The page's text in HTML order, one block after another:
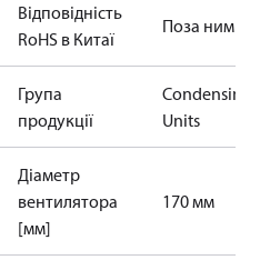
Відповідність
RoHS в Китаї
Поза ним
Група
продукції
Condensing
Units
Діаметр
вентилятора
[мм]
170 мм